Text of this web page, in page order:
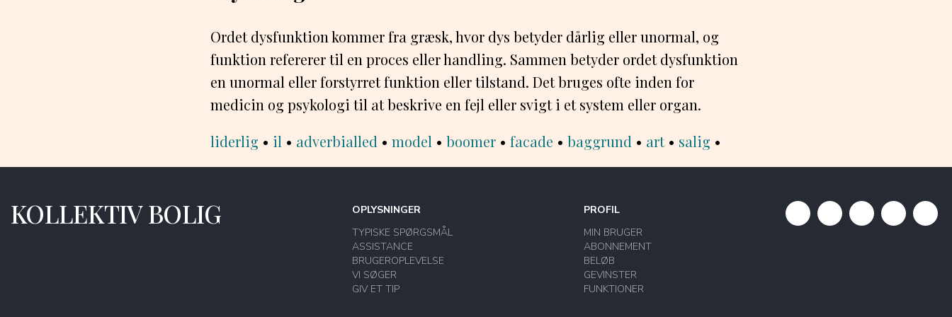
Ordet dysfunktion kommer fra græsk, hvor dys betyder dårlig eller unormal, og
funktion refererer til en proces eller handling. Sammen betyder ordet dysfunktion
en unormal eller forstyrret funktion eller tilstand. Det bruges ofte inden for
medicin og psykologi til at beskrive en fejl eller svigt i et system eller organ.
liderlig • il • adverbialled • model • boomer • facade • baggrund • art• salig •
KOLLEKTIV BOLIG
OPLYSNINGER
TYPISKE SPØRGSMÅL
ASSISTANCE
BRUGEROPLEVELSE
VI SØGER
GIV ET TIP
PROFIL
MIN BRUGER
ABONNEMENT
BELØB
GEVINSTER
FUNKTIONER